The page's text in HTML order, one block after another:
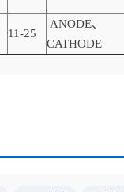
11-25
ANODE、
CATHODE